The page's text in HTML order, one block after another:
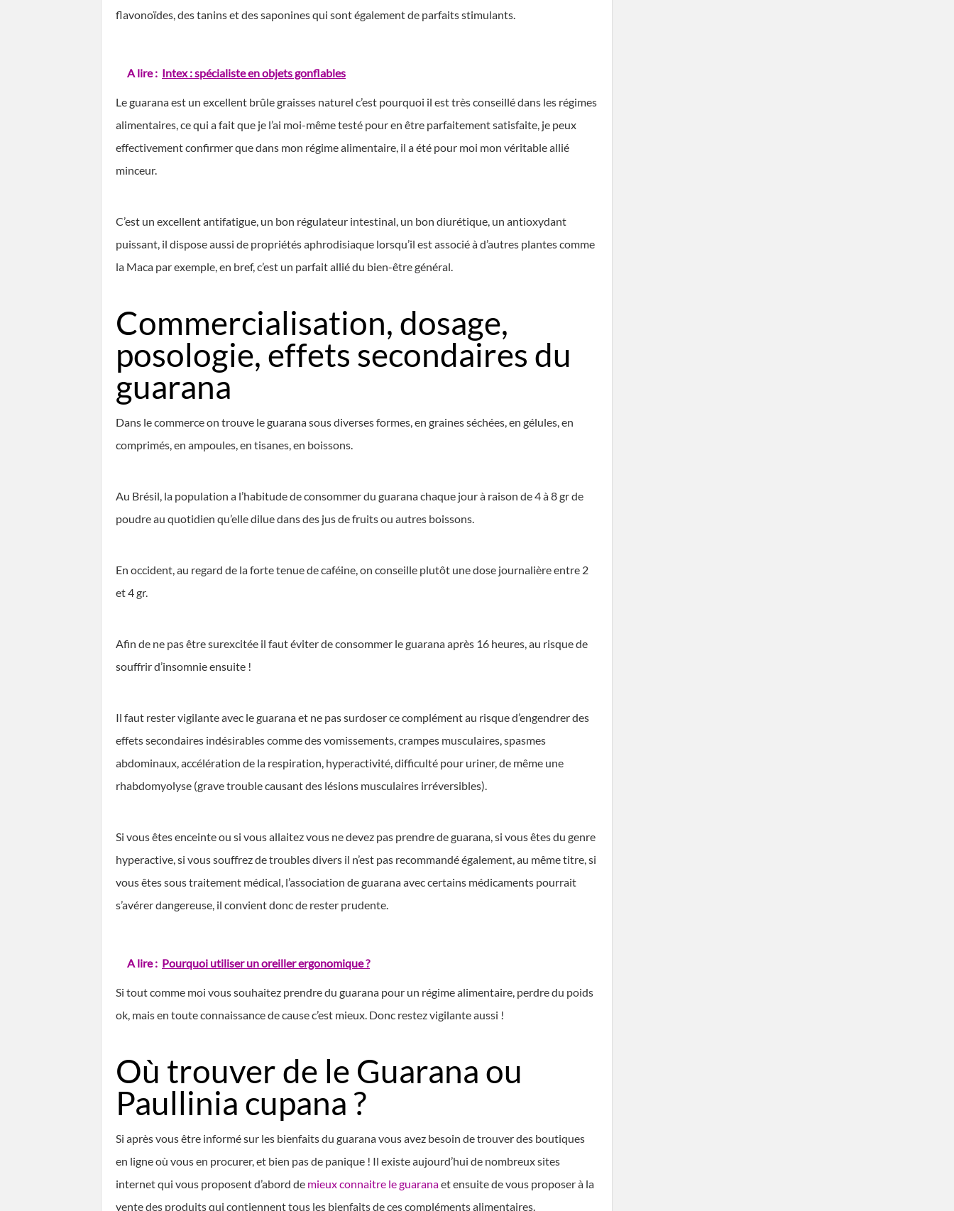
flavonoïdes, des tanins et des saponines qui sont également de parfaits stimulants.
A lire : Intex : spécialiste en objets gonflables
Le guarana est un excellent brûle graisses naturel c’est pourquoi il est très conseillé dans les régimes
alimentaires, ce qui a fait que je l’ai moi-même testé pour en être parfaitement satisfaite, je peux
effectivement confirmer que dans mon régime alimentaire, il a été pour moi mon véritable allié
minceur.
C’est un excellent antifatigue, un bon régulateur intestinal, un bon diurétique, un antioxydant
puissant, il dispose aussi de propriétés aphrodisiaque lorsqu’il est associé à d’autres plantes comme
la Maca par exemple, en bref, c’est un parfait allié du bien-être général.
Commercialisation, dosage,
posologie, effets secondaires du
guarana
Dans le commerce on trouve le guarana sous diverses formes, en graines séchées, en gélules, en
comprimés, en ampoules, en tisanes, en boissons.
Au Brésil, la population a l’habitude de consommer du guarana chaque jour à raison de 4 à 8 gr de
poudre au quotidien qu’elle dilue dans des jus de fruits ou autres boissons.
En occident, au regard de la forte tenue de caféine, on conseille plutôt une dose journalière entre 2
et 4 gr.
Afin de ne pas être surexcitée il faut éviter de consommer le guarana après 16 heures, au risque de
souffrir d’insomnie ensuite !
Il faut rester vigilante avec le guarana et ne pas surdoser ce complément au risque d’engendrer des
effets secondaires indésirables comme des vomissements, crampes musculaires, spasmes
abdominaux, accélération de la respiration, hyperactivité, difficulté pour uriner, de même une
rhabdomyolyse (grave trouble causant des lésions musculaires irréversibles).
Si vous êtes enceinte ou si vous allaitez vous ne devez pas prendre de guarana, si vous êtes du genre
hyperactive, si vous souffrez de troubles divers il n’est pas recommandé également, au même titre, si
vous êtes sous traitement médical, l’association de guarana avec certains médicaments pourrait
s’avérer dangereuse, il convient donc de rester prudente.
A lire : Pourquoi utiliser un oreiller ergonomique ?
Si tout comme moi vous souhaitez prendre du guarana pour un régime alimentaire, perdre du poids
ok, mais en toute connaissance de cause c’est mieux. Donc restez vigilante aussi !
Où trouver de le Guarana ou
Paullinia cupana ?
Si après vous être informé sur les bienfaits du guarana vous avez besoin de trouver des boutiques
en ligne où vous en procurer, et bien pas de panique ! Il existe aujourd’hui de nombreux sites
internet qui vous proposent d’abord de mieux connaitre le guaranaet ensuite de vous proposer à la
vente des produits qui contiennent tous les bienfaits de ces compléments alimentaires.